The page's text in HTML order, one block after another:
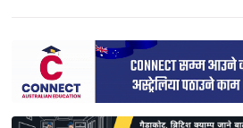
प्रदेश
English